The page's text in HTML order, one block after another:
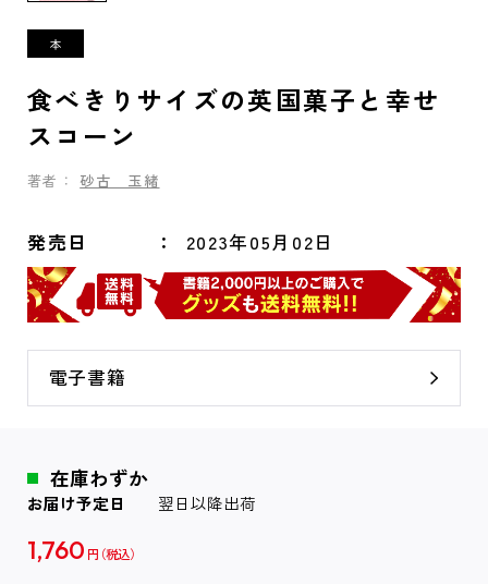
食べきりサイズの英国菓子と幸せ
スコーン
著者： 砂古 玉緒
発売日 2023年05月02日
電子書籍
在庫わずか
お届け予定日 翌日以降出荷
1,760 円